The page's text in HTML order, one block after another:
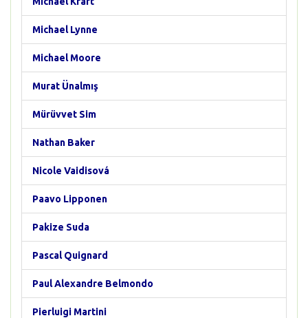
Michael Lynne
Michael Moore
Murat Ünalmış
Mürüvvet Sim
Nathan Baker
Nicole Vaidisová
Paavo Lipponen
Pakize Suda
Pascal Quignard
Paul Alexandre Belmondo
Pierluigi Martini